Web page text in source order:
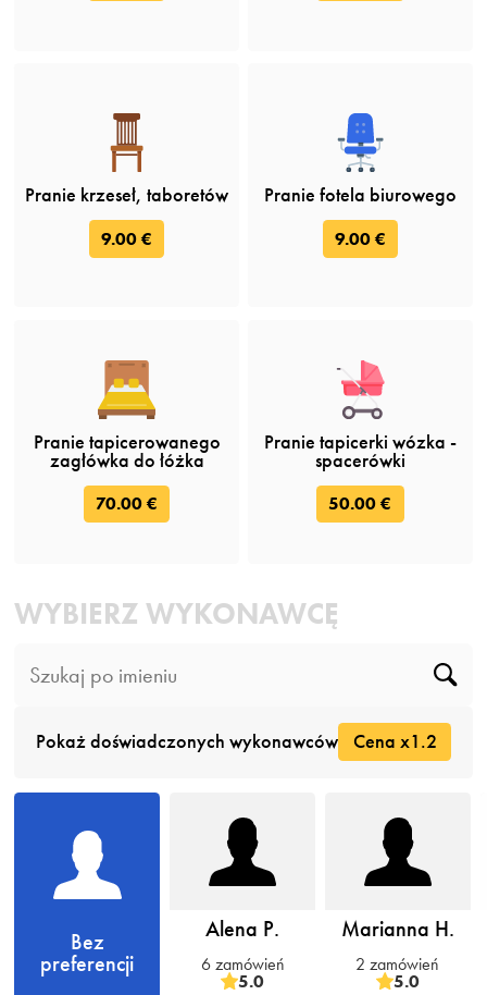
Pranie krzeseł, taboretów
9.00 €
Pranie fotela biurowego
9.00 €
Pranie tapicerowanego
zagłówka do łóżka
70.00 €
Pranie tapicerki wózka -
spacerówki
50.00 €
WYBIERZ WYKONAWCĘ
Pokaż doświadczonych wykonawców Cena x1.2
Bez
preferencji
Alena P.
6 zamówień
5.0
Marianna H.
2 zamówień
5.0